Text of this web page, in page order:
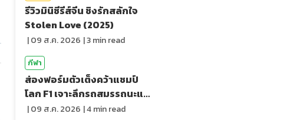
รีวิวมินิซีรีส์จีน ชิงรักสลักใจ
Stolen Love (2025)
|09 ส.ค. 2026 |3min read
กีฬา
ส่องฟอร์มตัวเต็งคว้าแชมป์
โลก F1 เจาะลึกรถสมรรถนะและ
การตัดสิน
|09 ส.ค. 2026 |4min read